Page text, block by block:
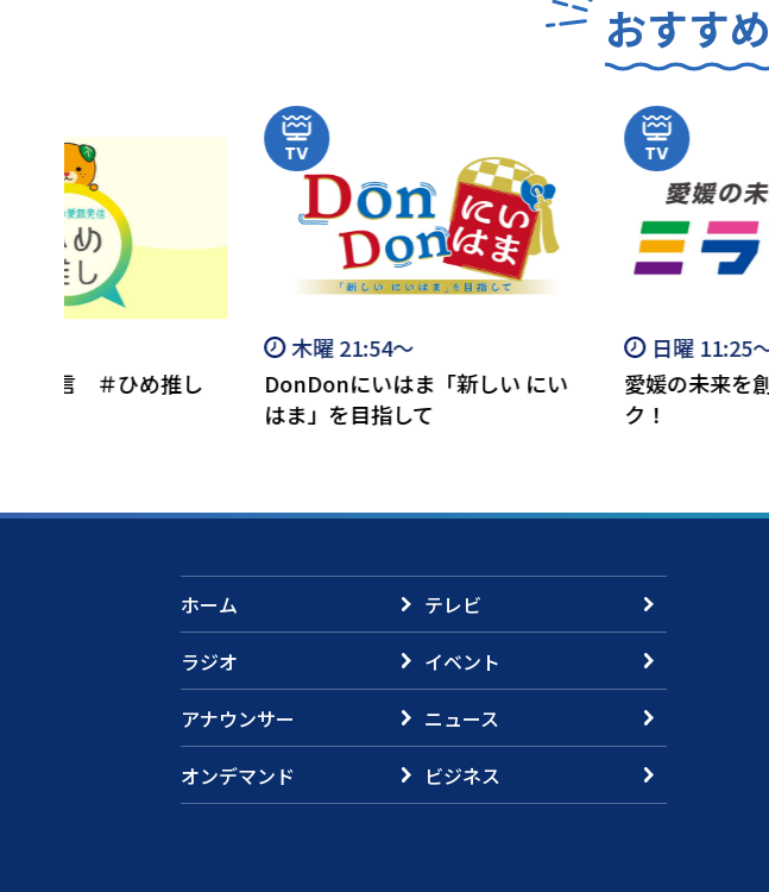
おすすめ
DonDonにいはま「新しい にい
日曜 11:25～(不定期)
愛媛の未来を創造する ミラツ
ク！
ホーム
テレビ
ラジオ
イベント
アナウンサー
ニュース
オンデマンド
ビジネス